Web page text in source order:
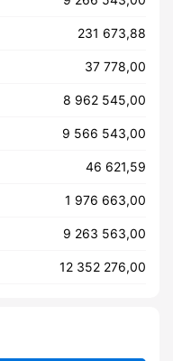
231 673,88
37 778,00
8 962 545,00
9 566 543,00
46 621,59
1 976 663,00
9 263 563,00
12 352 276,00